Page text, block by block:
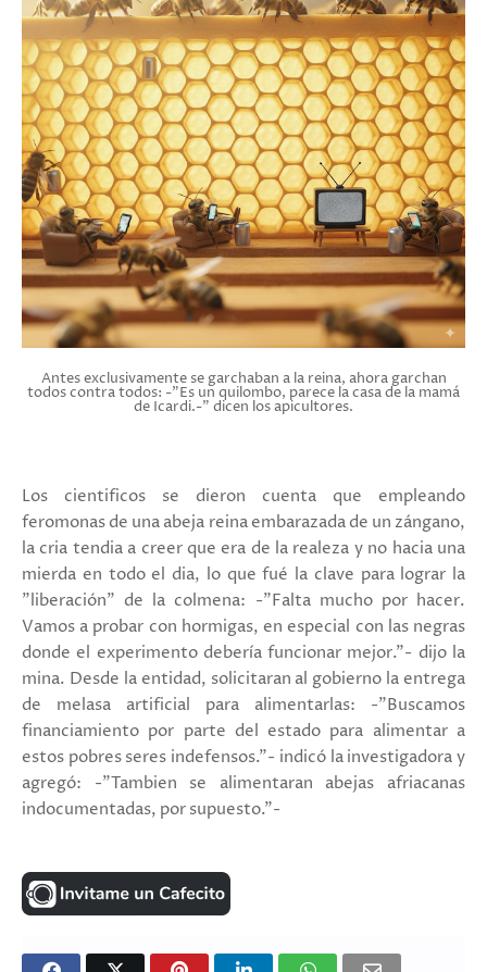
Antes exclusivamente se garchaban a la reina, ahora garchan
todos contra todos: -"Es un quilombo, parece la casa de la mamá
de Icardi.-" dicen los apicultores.
Los cientificos se dieron cuenta que empleando
feromonas de una abeja reina embarazada de un zángano,
la cria tendia a creer que era de la realeza y no hacia una
mierda en todo el dia, lo que fué la clave para lograr la
"liberación" de la colmena: -"Falta mucho por hacer.
Vamos a probar con hormigas, en especial con las negras
donde el experimento debería funcionar mejor."- dijo la
mina. Desde la entidad, solicitaran al gobierno la entrega
de melasa artificial para alimentarlas: -"Buscamos
financiamiento por parte del estado para alimentar a
estos pobres seres indefensos."- indicó la investigadora y
agregó: -"Tambien se alimentaran abejas afriacanas
indocumentadas, por supuesto."-